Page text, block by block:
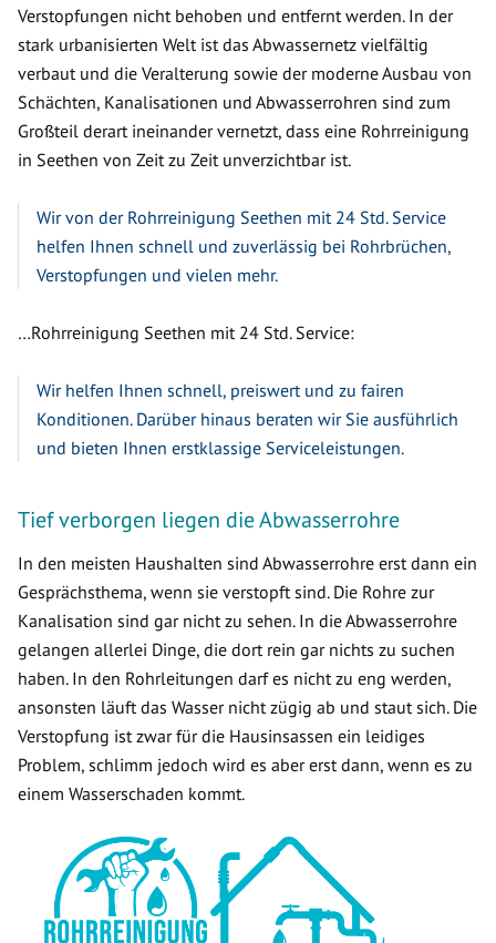
Verstopfungen nicht behoben und entfernt werden. In der
stark urbanisierten Welt ist das Abwassernetz vielfältig
verbaut und die Veralterung sowie der moderne Ausbau von
Schächten, Kanalisationen und Abwasserrohren sind zum
Großteil derart ineinander vernetzt, dass eine Rohrreinigung
in Seethen von Zeit zu Zeit unverzichtbar ist.
Wir von der Rohrreinigung Seethen mit 24 Std. Service
helfen Ihnen schnell und zuverlässig bei Rohrbrüchen,
Verstopfungen und vielen mehr.
…Rohrreinigung Seethen mit 24 Std. Service:
Wir helfen Ihnen schnell, preiswert und zu fairen
Konditionen. Darüber hinaus beraten wir Sie ausführlich
und bieten Ihnen erstklassige Serviceleistungen.
Tief verborgen liegen die Abwasserrohre
In den meisten Haushalten sind Abwasserrohre erst dann ein
Gesprächsthema, wenn sie verstopft sind. Die Rohre zur
Kanalisation sind gar nicht zu sehen. In die Abwasserrohre
gelangen allerlei Dinge, die dort rein gar nichts zu suchen
haben. In den Rohrleitungen darf es nicht zu eng werden,
ansonsten läuft das Wasser nicht zügig ab und staut sich. Die
Verstopfung ist zwar für die Hausinsassen ein leidiges
Problem, schlimm jedoch wird es aber erst dann, wenn es zu
einem Wasserschaden kommt.